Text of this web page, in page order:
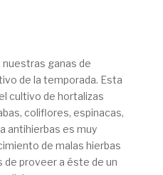
nuestras ganas de
de la temporada. Esta
cultivo de hortalizas
coliflores, espinacas,
antihierbas es muy
de malas hierbas
proveer a éste de un